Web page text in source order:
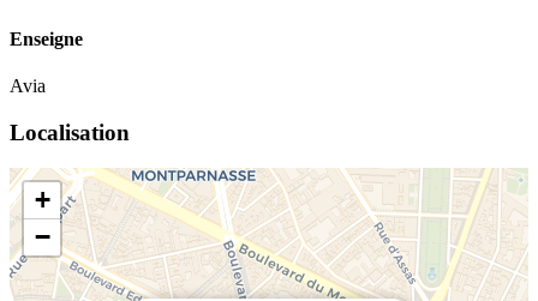
Enseigne
Avia
Localisation
+
−